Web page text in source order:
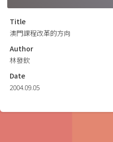
Title
澳門課程改革的方向
Author
林發欽
Date
2004.09.05